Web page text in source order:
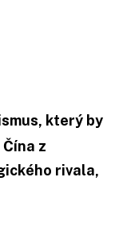
který by
z
rivala,